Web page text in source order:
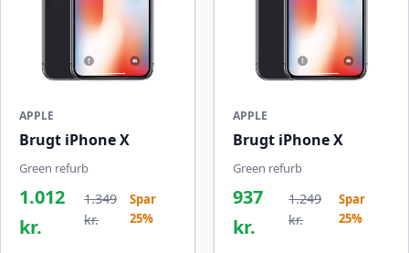
APPLE
Brugt iPhone X
Green refurb
1.012
kr.
1.349
kr.
Spar
25%
APPLE
Brugt iPhone X
Green refurb
937
kr.
1.249
kr.
Spar
25%